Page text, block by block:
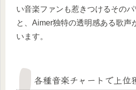
い音楽ファンも惹きつけるその
と、Aimer独特の透明感ある歌声
います。
各種音楽チャートで上位